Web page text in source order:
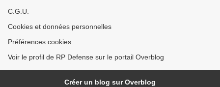
C.G.U.
Cookies et données personnelles
Préférences cookies
Voir le profil de RP Defense sur le portail Overblog
Créer un blog sur Overblog